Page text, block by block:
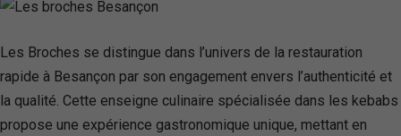
Les Broches se distingue dans l’univers de la restauration
rapide à Besançon par son engagement envers l’authenticité et
la qualité. Cette enseigne culinaire spécialisée dans les kebabs
propose une expérience gastronomique unique, mettant en